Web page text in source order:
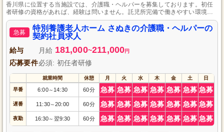
香川県に位置する当施設では、介護職・ヘルパーを募集しております。初任
者研修の資格があれば、経験は問いません。託児所完備で働きやすい環境を
整えており、正社員への道もご用意しています。やる気と情熱を持った方の
ご応募を心よりお待ちしております。
急募
特別養護老人ホーム さぬきの介護職・ヘルパーの
契約社員求人
給与 月給 181,000~211,000円
応募要件必須: 初任者研修
就業時間 休憩 月 火 水 木 金 土 日
早番 6:00～ 14:30 60分 急募 急募 急募 急募 急募 急募 急募
遅番 11:30～20:00 60分 急募 急募 急募 急募 急募 急募 急募
夜勤 16:30～ 翌9:30 60分 急募 急募 急募 急募 急募 急募 急募